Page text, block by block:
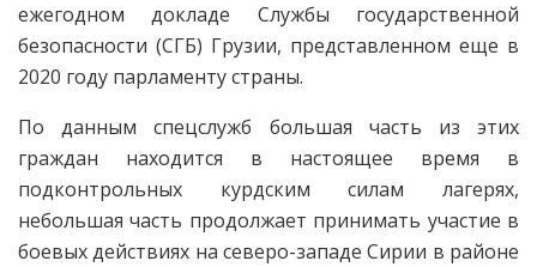
ежегодном докладе Службы государственной
безопасности (СГБ) Грузии, представленном еще в
2020 году парламенту страны.
По данным спецслужб большая часть из этих
граждан находится в настоящее время в
подконтрольных курдским силам лагерях,
небольшая часть продолжает принимать участие в
боевых действиях на северо-западе Сирии в районе